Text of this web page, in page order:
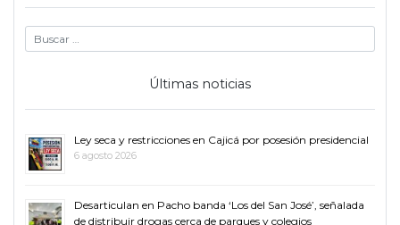
Últimas noticias
Ley seca y restricciones en Cajicá por posesión presidencial
6 agosto 2026
Desarticulan en Pacho banda ‘Los del San José’, señalada
de distribuir drogas cerca de parques y colegios